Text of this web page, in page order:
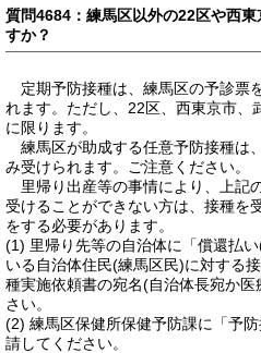
質問4684：練馬区以外の22区や西
すか？
定期予防接種は、練馬区の予診票
れます。ただし、22区、西東京市、
に限ります。
練馬区が助成する任意予防接種は
み受けられます。ご注意ください。
里帰り出産等の事情により、上記
受けることができない方は、接種を
をする必要があります。
(1) 里帰り先等の自治体に「償還払
いる自治体住民(練馬区民)に対する
種実施依頼書の宛名(自治体長宛か
さい。
(2) 練馬区保健所保健予防課に「予
請してください。